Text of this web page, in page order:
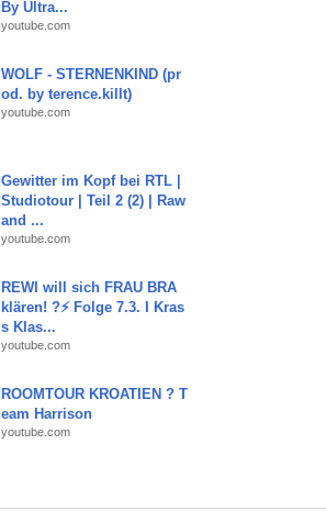
By Ultra...
youtube.com
WOLF - STERNENKIND (pr
od. by terence.killt)
youtube.com
Gewitter im Kopf bei RTL |
Studiotour | Teil 2 (2) | Raw
and ...
youtube.com
REWI will sich FRAU BRA
klären! ?⚡️ Folge 7.3. I Kras
s Klas...
youtube.com
ROOMTOUR KROATIEN ? T
eam Harrison
youtube.com